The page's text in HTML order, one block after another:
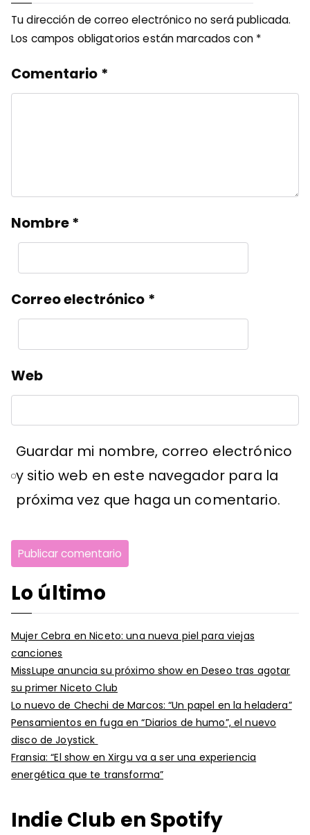
Tu dirección de correo electrónico no será publicada.
Los campos obligatorios están marcados con *
Comentario *
Nombre*
Correo electrónico *
Web
Guardar mi nombre, correo electrónico
y sitio web en este navegador para la
próxima vez que haga un comentario.
Lo último
Mujer Cebra en Niceto: una nueva piel para viejas
canciones
MissLupe anuncia su próximo show en Deseo tras agotar
su primer Niceto Club
Lo nuevo de Chechi de Marcos: “Un papel en la heladera”
Pensamientos en fuga en “Diarios de humo”, el nuevo
disco de Joystick
Fransia: “El show en Xirgu va a ser una experiencia
energética que te transforma”
Indie Club en Spotify